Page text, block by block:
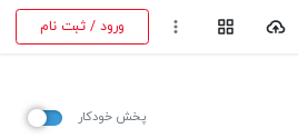
ورود / ثبت نام
پخش خودکار